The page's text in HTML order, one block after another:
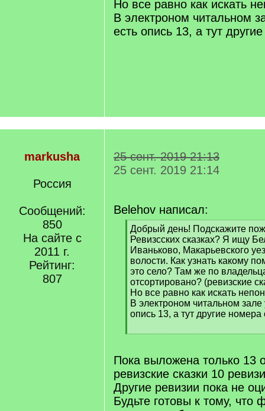
Но все равно как искать
В электроном читальном
есть опись 13, а тут
markusha
Россия
Сообщений:
850
На сайте с
2011 г.
Рейтинг:
807
25 сент. 2019 21:13
25 сент. 2019 21:14
Belehov написал:
[
q
]
Добрый день! Подскажите
Ревизсских сказках? Я ищу
Иваньково, Макарьевского
волости. Как узнать какому
это село? Там же по
отсортировано? (ревизские
Но все равно как искать
В электроном читальном
опись 13, а тут другие номера
[
q
]
Пока выложена только 13
ревизские сказки 10
Другие ревизии пока не
Будьте готовы к тому, что